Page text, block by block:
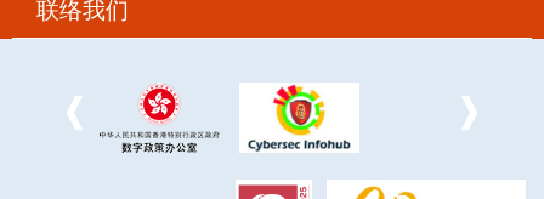
联络我们